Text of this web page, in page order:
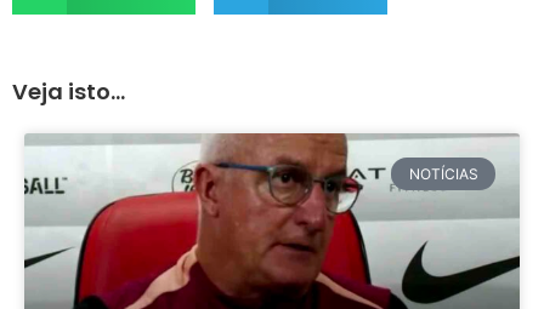
Veja isto...
NOTÍCIAS